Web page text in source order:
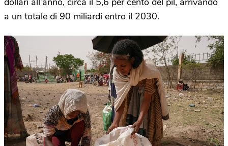
a un totale di 90 miliardi entro il 2030.